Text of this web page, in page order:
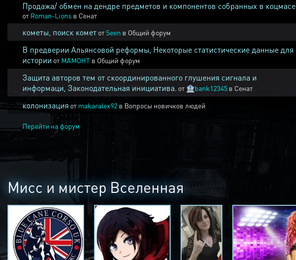
Продажа/ обмен на дендре предметов и компонентов собранных в коцмасе
от Roman-Lions в Сенат
кометы, поиск комет отSeen в Общий форум
В предверии Альянсовой реформы, Некоторые статистические данные для
истории от MAMOHT в Общий форум
Защита авторов тем от скоординированного глушения сигнала и
информаци, Законодательная инициатива. от 🏦bank12345 в Сенат
колонизация от makaralex92 в Вопросы новичков людей
Перейти на форум
Мисс и мистер Вселенная